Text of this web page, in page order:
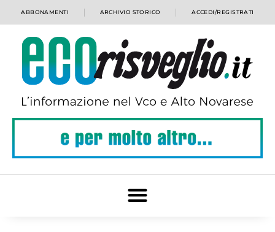
ABBONAMENTI ARCHIVIO STORICO ACCEDI/REGISTRATI